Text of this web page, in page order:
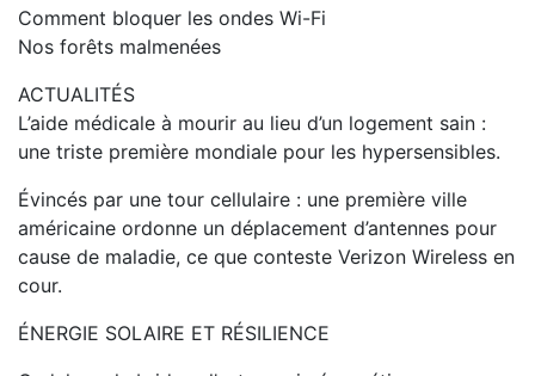
Comment bloquer les ondes Wi-Fi
Nos forêts malmenées
ACTUALITÉS
L’aide médicale à mourir au lieu d’un logement sain :
une triste première mondiale pour les hypersensibles.
Évincés par une tour cellulaire : une première ville
américaine ordonne un déplacement d’antennes pour
cause de maladie, ce que conteste Verizon Wireless en
cour.
ÉNERGIE SOLAIRE ET RÉSILIENCE